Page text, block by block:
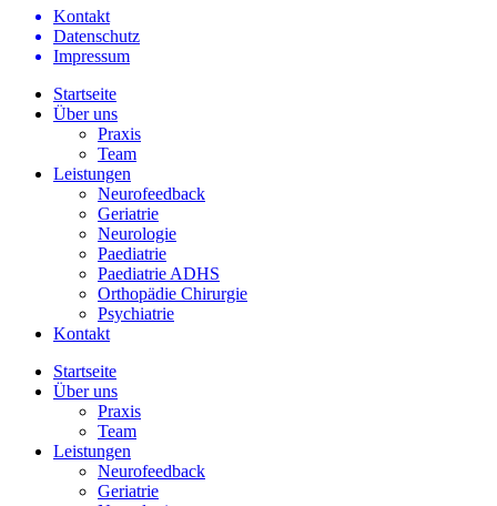
Kontakt
Datenschutz
Impressum
Startseite
Über uns
Praxis
Team
Leistungen
Neurofeedback
Geriatrie
Neurologie
Paediatrie
Paediatrie ADHS
Orthopädie Chirurgie
Psychiatrie
Kontakt
Startseite
Über uns
Praxis
Team
Leistungen
Neurofeedback
Geriatrie